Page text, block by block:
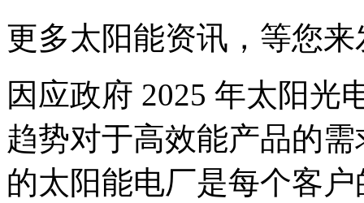
更多太阳能资讯，等您
因应政府 2025 年太阳光
趋势对于高效能产品的
的太阳能电厂是每个客